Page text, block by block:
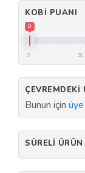
KOBI PUANI
0
0 30
ÇEVREMDEKI
Bunun için
SÜRELI ÜRÜN